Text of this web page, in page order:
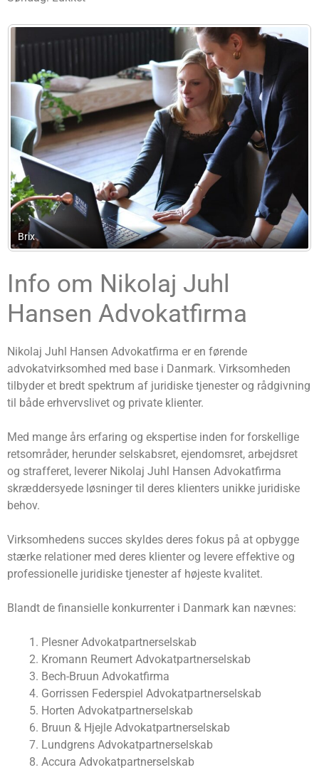
Advokat Cristina Caravadossi
Info om Nikolaj Juhl
Hansen Advokatfirma
Nikolaj Juhl Hansen Advokatfirma er en førende
advokatvirksomhed med base i Danmark. Virksomheden
tilbyder et bredt spektrum af juridiske tjenester og rådgivning
til både erhvervslivet og private klienter.
Med mange års erfaring og ekspertise inden for forskellige
retsområder, herunder selskabsret, ejendomsret, arbejdsret
og strafferet, leverer Nikolaj Juhl Hansen Advokatfirma
skræddersyede løsninger til deres klienters unikke juridiske
behov.
Virksomhedens succes skyldes deres fokus på at opbygge
stærke relationer med deres klienter og levere effektive og
professionelle juridiske tjenester af højeste kvalitet.
Blandt de finansielle konkurrenter i Danmark kan nævnes:
Plesner Advokatpartnerselskab
Kromann Reumert Advokatpartnerselskab
Bech-Bruun Advokatfirma
Gorrissen Federspiel Advokatpartnerselskab
Horten Advokatpartnerselskab
Bruun & Hjejle Advokatpartnerselskab
Lundgrens Advokatpartnerselskab
Accura Advokatpartnerselskab